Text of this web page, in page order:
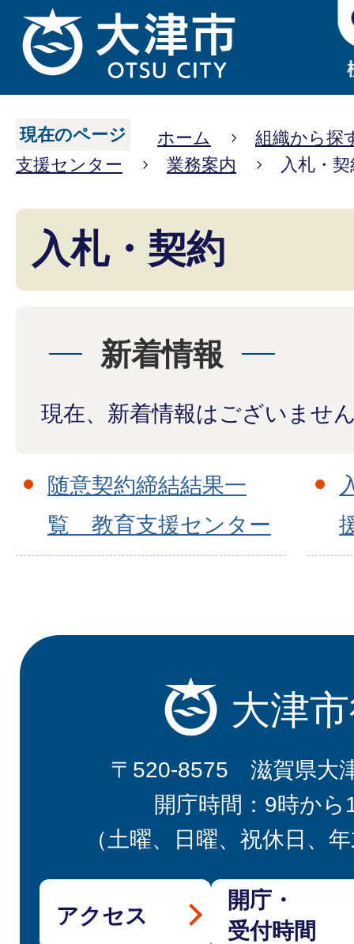
現在のページ ホーム
組織から探
支援センター
業務案内 入札・
入札・契約
新着情報
現在、新着情報はございませ
随意契約締結結果一
覧 教育支援センター
大津
〒520-8575 滋賀県大
開庁時間：9時から
（土曜、日曜、祝休日、
アクセス
開庁・
受付時間